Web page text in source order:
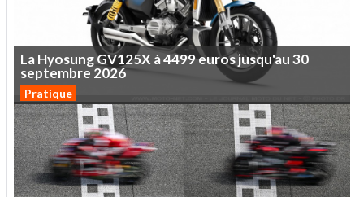
LaHyosungGV125X à4499eurosjusqu'au30
septembre 2026
Pratique